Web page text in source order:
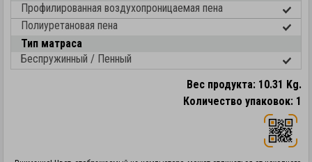
Профилированная воздухопроницаемая пена
Полиуретановая пена
Тип матраса
Беспружинный / Пенный
Вес продукта: 10.31 Kg.
Количество упаковок: 1